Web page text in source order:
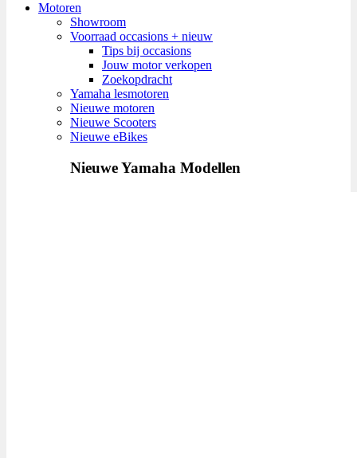
Motoren
Showroom
Voorraad occasions + nieuw
Tips bij occasions
Jouw motor verkopen
Zoekopdracht
Yamaha lesmotoren
Nieuwe motoren
Nieuwe Scooters
Nieuwe eBikes
Nieuwe Yamaha Modellen